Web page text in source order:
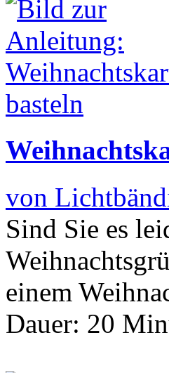
von
Sind Sie es
einem
Dauer: 20